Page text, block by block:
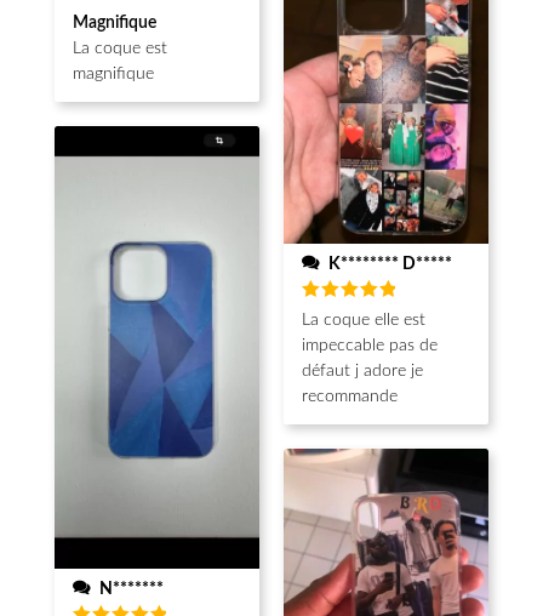
Note5
sur 5
Magnifique
La coque est
magnifique
N*******
K******** D*****
Note5
sur 5
La coque elle est
impeccable pas de
défaut j adore je
recommande